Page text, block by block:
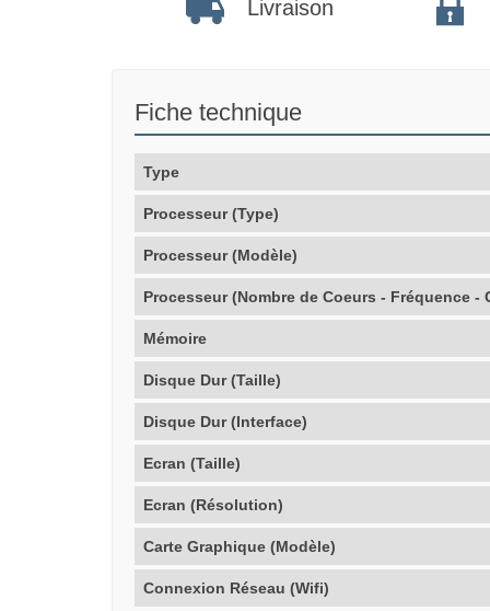
Livraison
Fiche technique
Type
Processeur (Type)
Processeur (Modèle)
Processeur (Nombre de Coeurs - Fréquence -
Mémoire
Disque Dur (Taille)
Disque Dur (Interface)
Ecran (Taille)
Ecran (Résolution)
Carte Graphique (Modèle)
Connexion Réseau (Wifi)